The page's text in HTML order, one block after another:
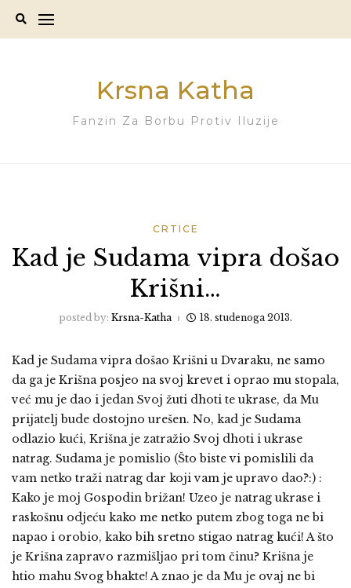
Krsna Katha
Fanzin Za Borbu Protiv Iluzije
CRTICE
Kad je Sudama vipra došao
Krišni…
posted by: Krsna-Katha 18. studenoga 2013.
Kad je Sudama vipra došao Krišni u Dvaraku, ne samo
da ga je Krišna posjeo na svoj krevet i oprao mu stopala,
već mu je dao i jedan Svoj žuti dhoti te ukrase, da Mu
prijatelj bude dostojno urešen. No, kad je Sudama
odlazio kući, Krišna je zatražio Svoj dhoti i ukrase
natrag. Sudama je pomislio (Što biste vi pomislili da
vam netko traži natrag dar koji vam je upravo dao?:) :
Kako je moj Gospodin brižan! Uzeo je natrag ukrase i
raskošnu odjeću kako me netko putem zbog toga ne bi
napao i orobio, kako bih sretno stigao natrag kući! A što
je Krišna zapravo razmišljao pri tom činu? Krišna je
htio mahu Svog bhakte! A znao je da Mu je ovaj ne bi